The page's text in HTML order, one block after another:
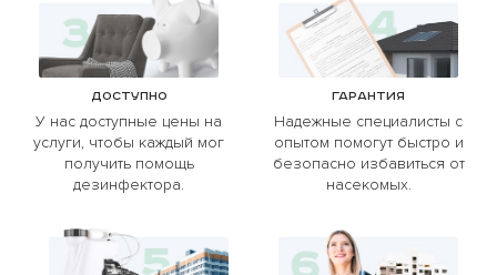
Доступно
У нас доступные цены на
услуги, чтобы каждый мог
получить помощь
дезинфектора.
Гарантия
Надежные специалисты с
опытом помогут быстро и
безопасно избавиться от
насекомых.